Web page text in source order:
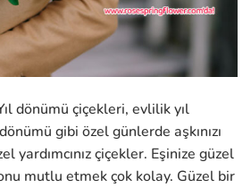
dönümü çiçekleri, evlilik yıl
gibi özel günlerde aşkınızı
yardımcınız çiçekler. Eşinize güzel
mutlu etmek çok kolay. Güzel bir